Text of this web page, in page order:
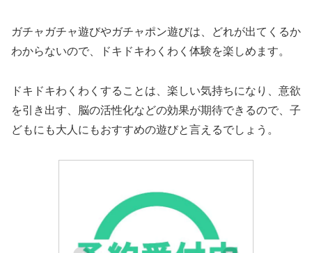
ガチャガチャ遊びやガチャポン遊びは、どれが出てくるか
わからないので、ドキドキわくわく体験を楽しめます。
ドキドキわくわくすることは、楽しい気持ちになり、意欲
を引き出す、脳の活性化などの効果が期待できるので、子
どもにも大人にもおすすめの遊びと言えるでしょう。